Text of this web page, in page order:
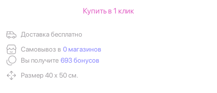
Доставка бесплатно
Самовывоз в 0 магазинов
Вы получите 693 бонусов
Размер 40 х 50 см.
Купить в 1 клик